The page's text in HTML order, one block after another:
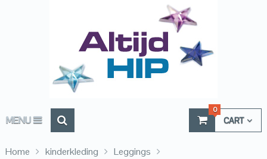
MENU CART
0
Home kinderkleding
Leggings